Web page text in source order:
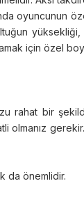
oyuncunun
için özel
rahat bir
olmanız
da önemlidir.